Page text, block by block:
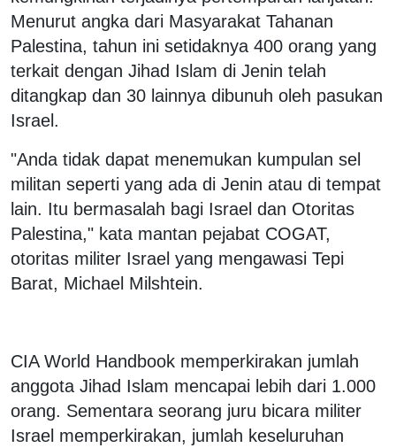
Menurut angka dari Masyarakat Tahanan
Palestina, tahun ini setidaknya 400 orang yang
terkait dengan Jihad Islam di Jenin telah
ditangkap dan 30 lainnya dibunuh oleh pasukan
Israel.
"Anda tidak dapat menemukan kumpulan sel
militan seperti yang ada di Jenin atau di tempat
lain. Itu bermasalah bagi Israel dan Otoritas
Palestina," kata mantan pejabat COGAT,
otoritas militer Israel yang mengawasi Tepi
Barat, Michael Milshtein.
CIA World Handbook memperkirakan jumlah
anggota Jihad Islam mencapai lebih dari 1.000
orang. Sementara seorang juru bicara militer
Israel memperkirakan, jumlah keseluruhan